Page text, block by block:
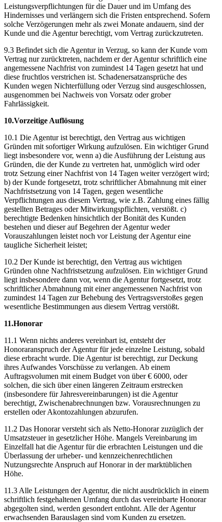
Leistungsverpflichtungen für die Dauer und im Umfang des
Hindernisses und verlängern sich die Fristen entsprechend. Sofern
solche Verzögerungen mehr als zwei Monate andauern, sind der
Kunde und die Agentur berechtigt, vom Vertrag zurückzutreten.
9.3 Befindet sich die Agentur in Verzug, so kann der Kunde vom
Vertrag nur zurücktreten, nachdem er der Agentur schriftlich eine
angemessene Nachfrist von zumindest 14 Tagen gesetzt hat und
diese fruchtlos verstrichen ist. Schadenersatzansprüche des
Kunden wegen Nichterfüllung oder Verzug sind ausgeschlossen,
ausgenommen bei Nachweis von Vorsatz oder grober
Fahrlässigkeit.
10.Vorzeitige Auflösung
10.1 Die Agentur ist berechtigt, den Vertrag aus wichtigen
Gründen mit sofortiger Wirkung aufzulösen. Ein wichtiger Grund
liegt insbesondere vor, wenn a) die Ausführung der Leistung aus
Gründen, die der Kunde zu vertreten hat, unmöglich wird oder
trotz Setzung einer Nachfrist von 14 Tagen weiter verzögert wird;
b) der Kunde fortgesetzt, trotz schriftlicher Abmahnung mit einer
Nachfristsetzung von 14 Tagen, gegen wesentliche
Verpflichtungen aus diesem Vertrag, wie z.B. Zahlung eines fällig
gestellten Betrages oder Mitwirkungspflichten, verstößt. c)
berechtigte Bedenken hinsichtlich der Bonität des Kunden
bestehen und dieser auf Begehren der Agentur weder
Vorauszahlungen leistet noch vor Leistung der Agentur eine
taugliche Sicherheit leistet;
10.2 Der Kunde ist berechtigt, den Vertrag aus wichtigen
Gründen ohne Nachfristsetzung aufzulösen. Ein wichtiger Grund
liegt insbesondere dann vor, wenn die Agentur fortgesetzt, trotz
schriftlicher Abmahnung mit einer angemessenen Nachfrist von
zumindest 14 Tagen zur Behebung des Vertragsverstoßes gegen
wesentliche Bestimmungen aus diesem Vertrag verstößt.
11.Honorar
11.1 Wenn nichts anderes vereinbart ist, entsteht der
Honoraranspruch der Agentur für jede einzelne Leistung, sobald
diese erbracht wurde. Die Agentur ist berechtigt, zur Deckung
ihres Aufwandes Vorschüsse zu verlangen. Ab einem
Auftragsvolumen mit einem Budget von über € 6000, oder
solchen, die sich über einen längeren Zeitraum erstrecken
(insbesondere für Jahresvereinbarungen) ist die Agentur
berechtigt, Zwischenabrechnungen bzw. Vorausrechnungen zu
erstellen oder Akontozahlungen abzurufen.
11.2 Das Honorar versteht sich als Netto-Honorar zuzüglich der
Umsatzsteuer in gesetzlicher Höhe. Mangels Vereinbarung im
Einzelfall hat die Agentur für die erbrachten Leistungen und die
Überlassung der urheber- und kennzeichenrechtlichen
Nutzungsrechte Anspruch auf Honorar in der marktüblichen
Höhe.
11.3 Alle Leistungen der Agentur, die nicht ausdrücklich in einem
schriftlich festgehaltenen Umfang durch das vereinbarte Honorar
abgegolten sind, werden gesondert entlohnt. Alle der Agentur
erwachsenden Barauslagen sind vom Kunden zu ersetzen.